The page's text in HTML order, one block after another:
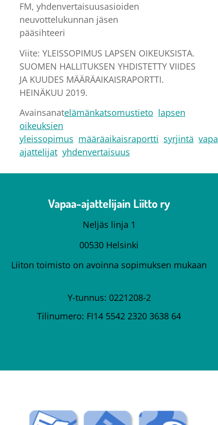
FM, yhdenvertaisuusasioiden
neuvottelukunnan jäsen
pääsihteeri
Viite: YLEISSOPIMUS LAPSEN OIKEUKSISTA.
SUOMEN HALLITUKSEN YHDISTETTY VIIDES
JA KUUDES MÄÄRÄAIKAISRAPORTTI.
HEINÄKUU 2019.
Avainsanatelämänkatsomustieto lapsen
oikeuksien
yleissopimus määräaikaisraportti syrjintä
ajattelijat yhdenvertaisuus
Vapaa-ajattelijain Liitto ry
Neljäs linja 1
00530 Helsinki
Liiton toimisto on avoinna sopimuksen mukaan
Y-tunnus: 0221208-2
Tilinumero: FI14 5542 2320 3638 64